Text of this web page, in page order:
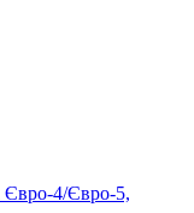
4/Євро-5,